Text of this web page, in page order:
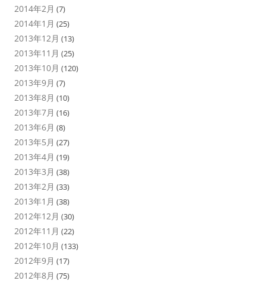
2014年2月 (7)
2014年1月 (25)
2013年12月 (13)
2013年11月 (25)
2013年10月 (120)
2013年9月 (7)
2013年8月 (10)
2013年7月 (16)
2013年6月 (8)
2013年5月 (27)
2013年4月 (19)
2013年3月 (38)
2013年2月 (33)
2013年1月 (38)
2012年12月 (30)
2012年11月 (22)
2012年10月 (133)
2012年9月 (17)
2012年8月 (75)